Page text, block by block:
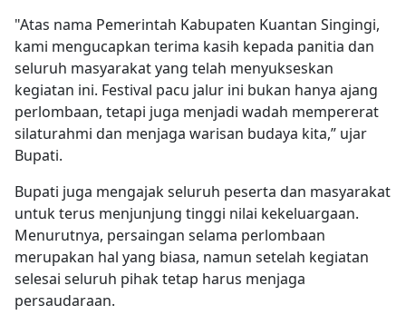
"Atas nama Pemerintah Kabupaten Kuantan Singingi,
kami mengucapkan terima kasih kepada panitia dan
seluruh masyarakat yang telah menyukseskan
kegiatan ini. Festival pacu jalur ini bukan hanya ajang
perlombaan, tetapi juga menjadi wadah mempererat
silaturahmi dan menjaga warisan budaya kita,” ujar
Bupati.
Bupati juga mengajak seluruh peserta dan masyarakat
untuk terus menjunjung tinggi nilai kekeluargaan.
Menurutnya, persaingan selama perlombaan
merupakan hal yang biasa, namun setelah kegiatan
selesai seluruh pihak tetap harus menjaga
persaudaraan.